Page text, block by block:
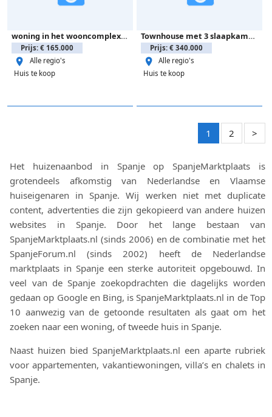
woning in het wooncomplex Las Palmeras-ROJALES
Prijs: € 165.000
Alle regio's
Huis te koop
Townhouse met 3 slaapkamers-Rojales
Prijs: € 340.000
Alle regio's
Huis te koop
1 2 >
Het huizenaanbod in Spanje op SpanjeMarktplaats is
grotendeels afkomstig van Nederlandse en Vlaamse
huiseigenaren in Spanje. Wij werken niet met duplicate
content, advertenties die zijn gekopieerd van andere huizen
websites in Spanje. Door het lange bestaan van
SpanjeMarktplaats.nl (sinds 2006) en de combinatie met het
SpanjeForum.nl (sinds 2002) heeft de Nederlandse
marktplaats in Spanje een sterke autoriteit opgebouwd. In
veel van de Spanje zoekopdrachten die dagelijks worden
gedaan op Google en Bing, is SpanjeMarktplaats.nl in de Top
10 aanwezig van de getoonde resultaten als gaat om het
zoeken naar een woning, of tweede huis in Spanje.
Naast huizen bied SpanjeMarktplaats.nl een aparte rubriek
voor appartementen, vakantiewoningen, villa’s en chalets in
Spanje.